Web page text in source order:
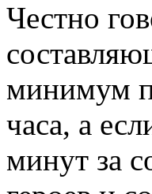
Честно
минимум
часа, а
минут за